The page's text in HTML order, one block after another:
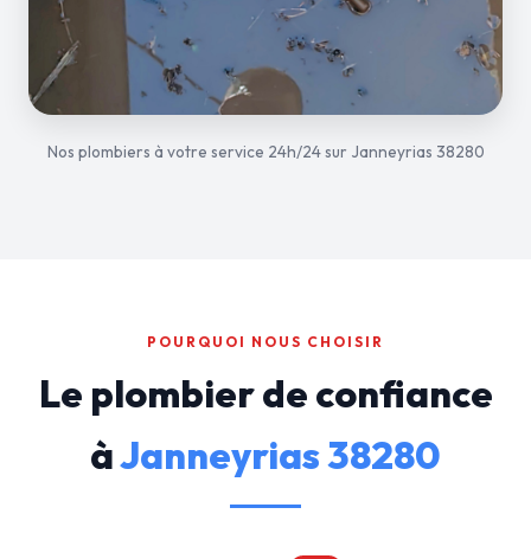
Nos plombiers à votre service 24h/24 sur Janneyrias 38280
POURQUOI NOUS CHOISIR
Le plombier de confiance
àJanneyrias 38280